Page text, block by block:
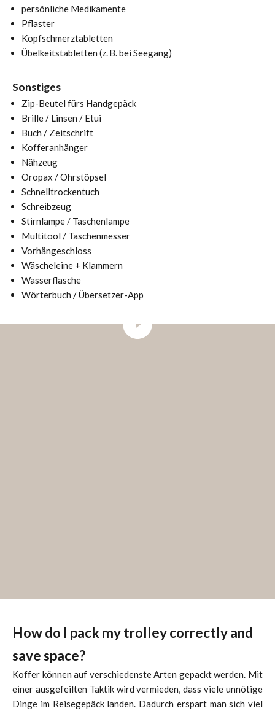
persönliche Medikamente
Pflaster
Kopfschmerztabletten
Übelkeitstabletten (z. B. bei Seegang)
Sonstiges
Zip-Beutel fürs Handgepäck
Brille / Linsen / Etui
Buch / Zeitschrift
Kofferanhänger
Nähzeug
Oropax / Ohrstöpsel
Schnelltrockentuch
Schreibzeug
Stirnlampe / Taschenlampe
Multitool / Taschenmesser
Vorhängeschloss
Wäscheleine + Klammern
Wasserflasche
Wörterbuch / Übersetzer-App
How do I pack mytrolleycorrectly and
save space?
Koffer können auf verschiedenste Arten gepackt werden. Mit
einer ausgefeilten Taktik wird vermieden, dass viele unnötige
Dinge im Reisegepäck landen. Dadurch erspart man sich viel